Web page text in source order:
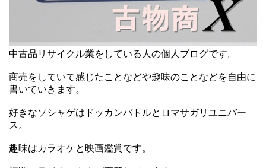
中古品リサイクル業をしている人の個人ブログです。
商売をしていて感じたことなどや趣味のことなどを自由に
書いていきます。
好きなソシャゲはドッカンバトルとロマサガリユニバー
ス。
趣味はカラオケと映画鑑賞です。